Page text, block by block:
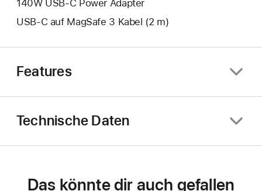
140W USB‑C Power Adapter
USB‑C auf MagSafe 3 Kabel (2 m)
Features
Technische Daten
Das könnte dir auch gefallen